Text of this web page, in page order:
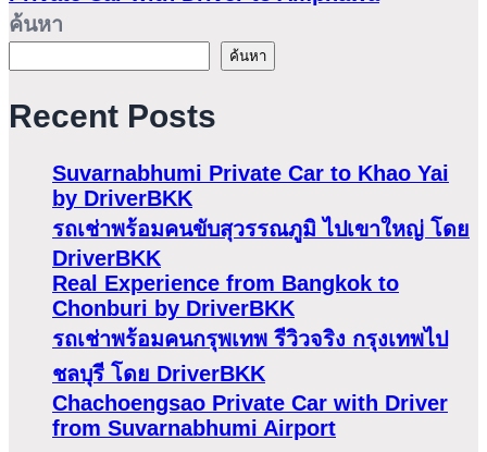
ค้นหา
ค้นหา
Recent Posts
Suvarnabhumi Private Car to Khao Yai
by DriverBKK
รถเช่าพร้อมคนขับสุวรรณภูมิ ไปเขาใหญ่ โดย
DriverBKK
Real Experience from Bangkok to
Chonburi by DriverBKK
รถเช่าพร้อมคนกรุพเทพ รีวิวจริง กรุงเทพไป
ชลบุรี โดย DriverBKK
Chachoengsao Private Car with Driver
from Suvarnabhumi Airport